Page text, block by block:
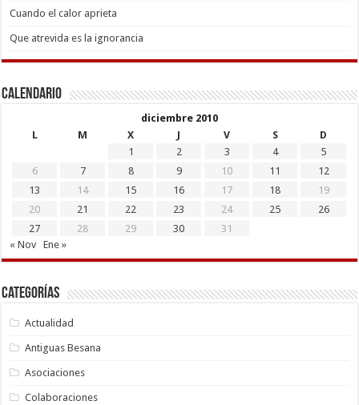
Cuando el calor aprieta
Que atrevida es la ignorancia
Calendario
diciembre 2010
L
M X J V S
D
1
2 3 4
5
6
7 8 9 10 11
12
13
14 15 16 17 18
19
20
21 22 23 24 25
26
27
28 29 30
31
« Nov
Ene »
Categorías
Actualidad
Antiguas Besana
Asociaciones
Colaboraciones